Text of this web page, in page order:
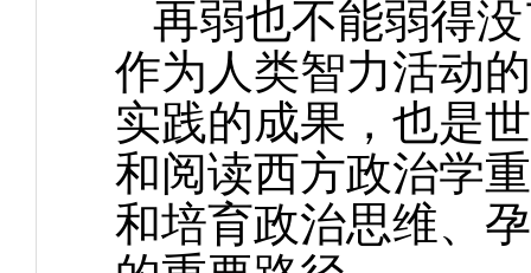
再弱也不能弱得
作为人类智力活动
实践的成果，也是
和阅读西方政治学
和培育政治思维、